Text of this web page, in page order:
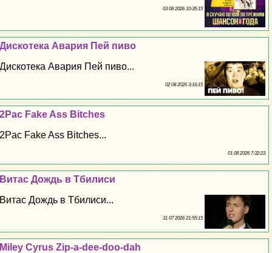
03 08 2026 10:35:15
Дискотека Авария Пей пиво
Дискотека Авария Пей пиво...
02 08 2026 3:16:15
2Pac Fake Ass Bitches
2Pac Fake Ass Bitches...
01 08 2026 7:32:23
Витас Дождь в Тбилиси
Витас Дождь в Тбилиси...
31 07 2026 21:55:15
Miley Cyrus Zip-a-dee-doo-dah